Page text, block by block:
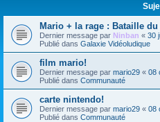
Mario + la rage : Bataille du
Dernier message par Ninban « 30
Publié dans Galaxie Vidéoludique
film mario!
Dernier message par mario29 « 08
Publié dans Communauté
carte nintendo!
Dernier message par mario29 « 08
Publié dans Communauté